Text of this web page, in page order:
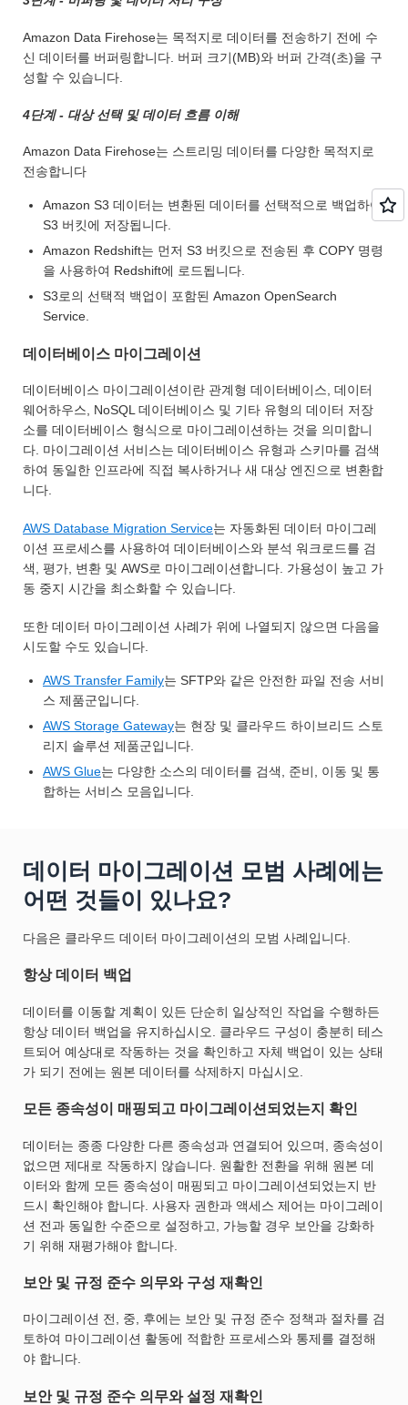
Amazon Data Firehose는 목적지로 데이터를 전송하기 전에 수
신 데이터를 버퍼링합니다. 버퍼 크기(MB)와 버퍼 간격(초)을 구
성할 수 있습니다.
4단계 - 대상 선택 및 데이터 흐름 이해
Amazon Data Firehose는 스트리밍 데이터를 다양한 목적지로
전송합니다
Amazon S3 데이터는 변환된 데이터를 선택적으로 백업하여
S3 버킷에 저장됩니다.
Amazon Redshift는 먼저 S3 버킷으로 전송된 후 COPY 명령
을 사용하여 Redshift에 로드됩니다.
S3로의 선택적 백업이 포함된 Amazon OpenSearch
Service.
데이터베이스 마이그레이션
데이터베이스 마이그레이션이란 관계형 데이터베이스, 데이터
웨어하우스, NoSQL 데이터베이스 및 기타 유형의 데이터 저장
소를 데이터베이스 형식으로 마이그레이션하는 것을 의미합니
다. 마이그레이션 서비스는 데이터베이스 유형과 스키마를 검색
하여 동일한 인프라에 직접 복사하거나 새 대상 엔진으로 변환합
니다.
AWS Database Migration Service는 자동화된 데이터 마이그레
이션 프로세스를 사용하여 데이터베이스와 분석 워크로드를 검
색, 평가, 변환 및 AWS로 마이그레이션합니다. 가용성이 높고 가
동 중지 시간을 최소화할 수 있습니다.
또한 데이터 마이그레이션 사례가 위에 나열되지 않으면 다음을
시도할 수도 있습니다.
AWS Transfer Family는 SFTP와 같은 안전한 파일 전송 서비
스 제품군입니다.
AWS Storage Gateway는 현장 및 클라우드 하이브리드 스토
리지 솔루션 제품군입니다.
AWS Glue는 다양한 소스의 데이터를 검색, 준비, 이동 및 통
합하는 서비스 모음입니다.
데이터 마이그레이션 모범 사례에는
어떤 것들이 있나요?
다음은 클라우드 데이터 마이그레이션의 모범 사례입니다.
항상 데이터 백업
데이터를 이동할 계획이 있든 단순히 일상적인 작업을 수행하든
항상 데이터 백업을 유지하십시오. 클라우드 구성이 충분히 테스
트되어 예상대로 작동하는 것을 확인하고 자체 백업이 있는 상태
가 되기 전에는 원본 데이터를 삭제하지 마십시오.
모든 종속성이 매핑되고 마이그레이션되었는지 확인
데이터는 종종 다양한 다른 종속성과 연결되어 있으며, 종속성이
없으면 제대로 작동하지 않습니다. 원활한 전환을 위해 원본 데
이터와 함께 모든 종속성이 매핑되고 마이그레이션되었는지 반
드시 확인해야 합니다. 사용자 권한과 액세스 제어는 마이그레이
션 전과 동일한 수준으로 설정하고, 가능할 경우 보안을 강화하
기 위해 재평가해야 합니다.
보안 및 규정 준수 의무와 구성 재확인
마이그레이션 전, 중, 후에는 보안 및 규정 준수 정책과 절차를 검
토하여 마이그레이션 활동에 적합한 프로세스와 통제를 결정해
야 합니다.
보안 및 규정 준수 의무와 설정 재확인